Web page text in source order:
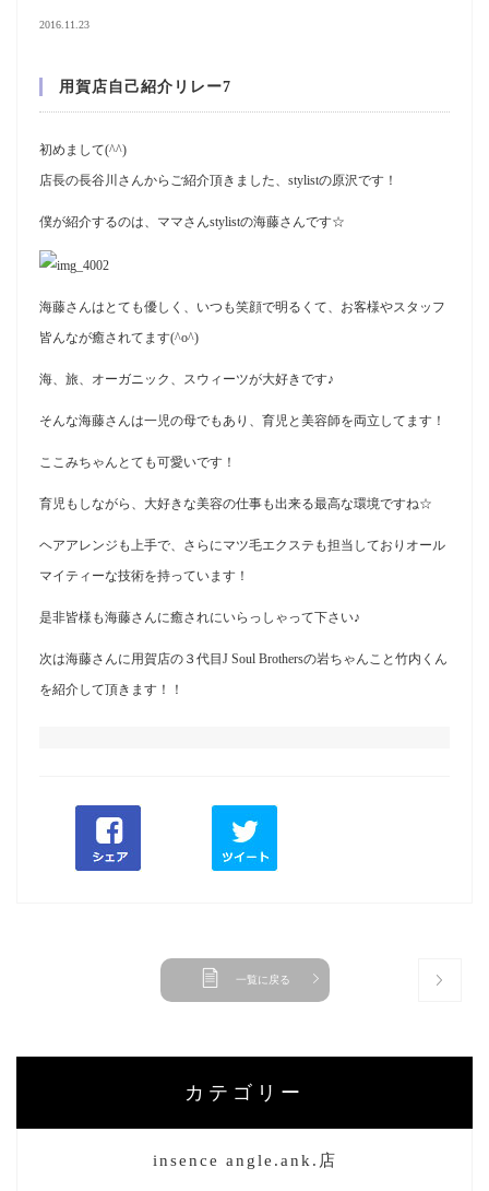
2016.11.23
用賀店自己紹介リレー7
初めまして(^^)
店長の長谷川さんからご紹介頂きました、stylistの原沢です！
僕が紹介するのは、ママさんstylistの海藤さんです☆
海藤さんはとても優しく、いつも笑顔で明るくて、お客様やスタッフ
皆んなが癒されてます(^o^)
海、旅、オーガニック、スウィーツが大好きです♪
そんな海藤さんは一児の母でもあり、育児と美容師を両立してます！
ここみちゃんとても可愛いです！
育児もしながら、大好きな美容の仕事も出来る最高な環境ですね☆
ヘアアレンジも上手で、さらにマツ毛エクステも担当しておりオール
マイティーな技術を持っています！
是非皆様も海藤さんに癒されにいらっしゃって下さい♪
次は海藤さんに用賀店の３代目J Soul Brothersの岩ちゃんこと竹内くん
を紹介して頂きます！！
一覧に戻る
カテゴリー
insence angle.ank.店